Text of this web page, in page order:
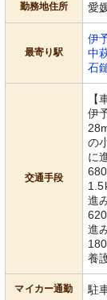
勤務地住所 愛
最寄り駅
伊
中
石
交通手段
【
伊
の
に
進
進
養
マイカー通勤 駐